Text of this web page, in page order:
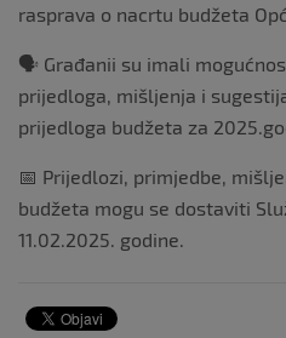
rasprava o nacrtu budžeta
🗣 Građanii su imali
prijedloga, mišljenja i
prijedloga budžeta za
📅 Prijedlozi, primjedbe,
budžeta mogu se dostaviti
11.02.2025. godine.